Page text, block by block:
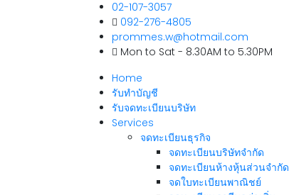
02-107-3057
092-276-4805
prommes.w@hotmail.com
Mon to Sat - 8.30AM to 5.30PM
Home
รับทำบัญชี
รับจดทะเบียนบริษัท
Services
จดทะเบียนธุรกิจ
จดทะเบียนบริษัทจำกัด
จดทะเบียนห้างหุ้นส่วนจำกัด
จดใบทะเบียนพาณิชย์